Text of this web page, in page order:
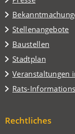
neuen
Tab)
Stellenangebote
Baustellen
Stadtplan
(Öffnet
in
einem
neuen
Veranstaltungen
(Öffnet
in
einem
Tab)
Rats-
(Öffnet
neuen
Rechtliches